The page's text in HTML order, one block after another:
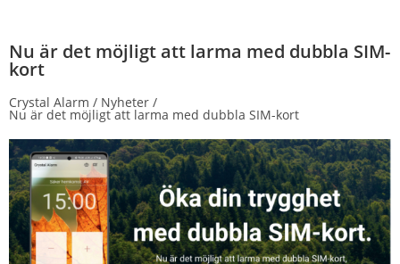
Nu är det möjligt att larma med dubbla SIM-
kort
Crystal Alarm / Nyheter /
Nu är det möjligt att larma med dubbla SIM-kort